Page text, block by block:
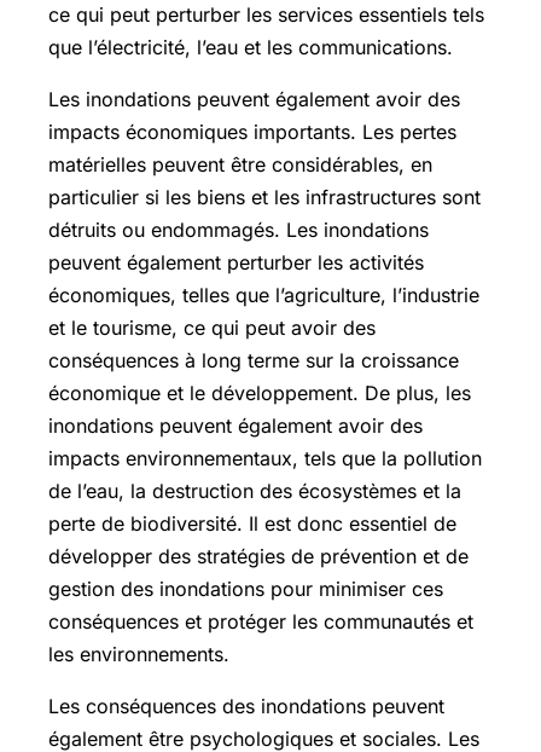
ce qui peut perturber les services essentiels tels
que l’électricité, l’eau et les communications.
Les inondations peuvent également avoir des
impacts économiques importants. Les pertes
matérielles peuvent être considérables, en
particulier si les biens et les infrastructures sont
détruits ou endommagés. Les inondations
peuvent également perturber les activités
économiques, telles que l’agriculture, l’industrie
et le tourisme, ce qui peut avoir des
conséquences à long terme sur la croissance
économique et le développement. De plus, les
inondations peuvent également avoir des
impacts environnementaux, tels que la pollution
de l’eau, la destruction des écosystèmes et la
perte de biodiversité. Il est donc essentiel de
développer des stratégies de prévention et de
gestion des inondations pour minimiser ces
conséquences et protéger les communautés et
les environnements.
Les conséquences des inondations peuvent
également être psychologiques et sociales. Les